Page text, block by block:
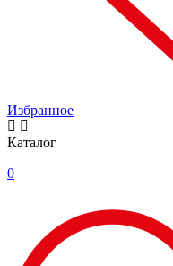
Избранное
Каталог
0